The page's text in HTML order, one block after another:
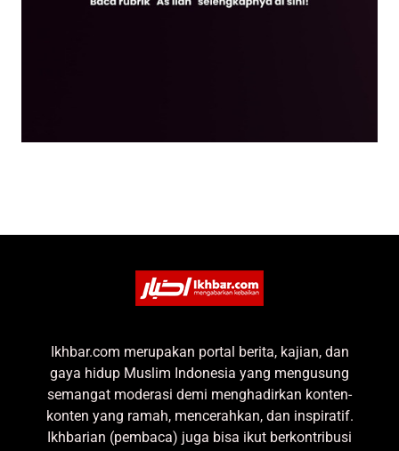
Ikhbar.com merupakan portal berita, kajian, dan
gaya hidup Muslim Indonesia yang mengusung
semangat moderasi demi menghadirkan konten-
konten yang ramah, mencerahkan, dan inspiratif.
Ikhbarian (pembaca) juga bisa ikut berkontribusi